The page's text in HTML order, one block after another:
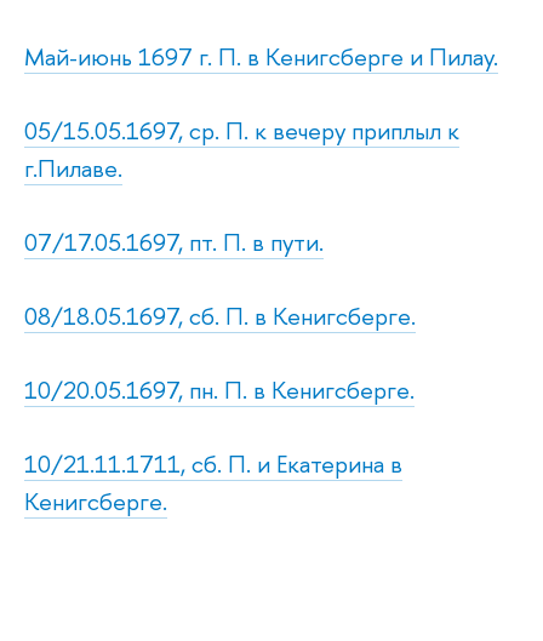
Май-июнь 1697 г. П. в Кенигсберге и Пилау.
05/15.05.1697, ср. П. к вечеру приплыл к
г.Пилаве.
07/17.05.1697, пт. П. в пути.
08/18.05.1697, сб. П. в Кенигсберге.
10/20.05.1697, пн. П. в Кенигсберге.
10/21.11.1711, сб. П. и Екатерина в
Кенигсберге.